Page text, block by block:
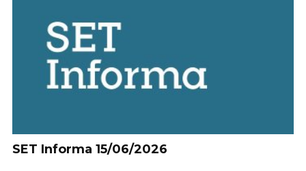
SET Informa 15/06/2026